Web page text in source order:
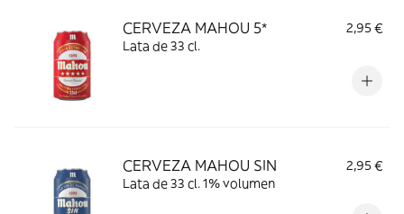
CERVEZA MAHOU 5*
2,95 €
Lata de 33 cl.
CERVEZA MAHOU SIN
2,95 €
Lata de 33 cl. 1% volumen